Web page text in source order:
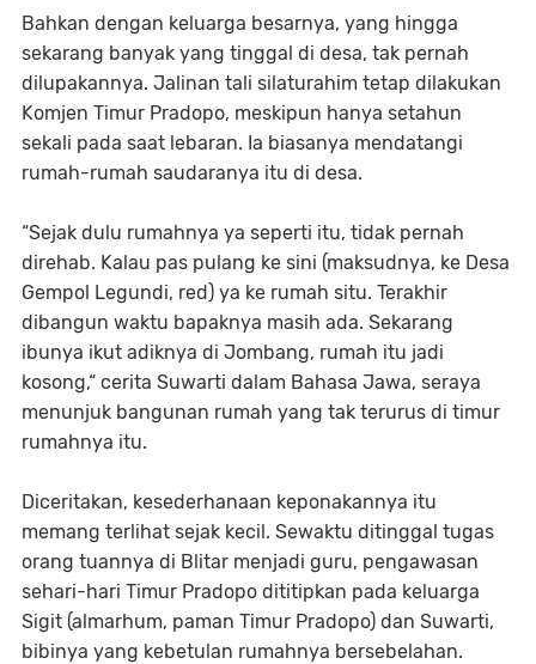
Bahkan dengan keluarga besarnya, yang hingga
sekarang banyak yang tinggal di desa, tak pernah
dilupakannya. Jalinan tali silaturahim tetap dilakukan
Komjen Timur Pradopo, meskipun hanya setahun
sekali pada saat lebaran. Ia biasanya mendatangi
rumah-rumah saudaranya itu di desa.
“Sejak dulu rumahnya ya seperti itu, tidak pernah
direhab. Kalau pas pulang ke sini (maksudnya, ke Desa
Gempol Legundi, red) ya ke rumah situ. Terakhir
dibangun waktu bapaknya masih ada. Sekarang
ibunya ikut adiknya di Jombang, rumah itu jadi
kosong,“ cerita Suwarti dalam Bahasa Jawa, seraya
menunjuk bangunan rumah yang tak terurus di timur
rumahnya itu.
Diceritakan, kesederhanaan keponakannya itu
memang terlihat sejak kecil. Sewaktu ditinggal tugas
orang tuannya di Blitar menjadi guru, pengawasan
sehari-hari Timur Pradopo dititipkan pada keluarga
Sigit (almarhum, paman Timur Pradopo) dan Suwarti,
bibinya yang kebetulan rumahnya bersebelahan.